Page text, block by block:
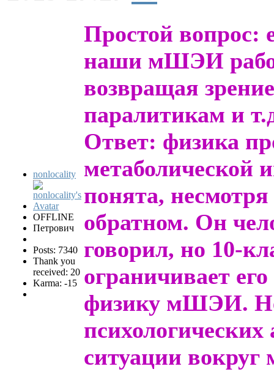
nonlocality
OFFLINE
Петрович
Posts: 7340
Thank you
received: 20
Karma: -15
Простой вопрос:
наши мШЭИ
возвращая
паралитикам и
Ответ: физика
понята,
обратном. Он
говорил, но 10-
ограничивает
физику мШЭИ. Не
ситуации